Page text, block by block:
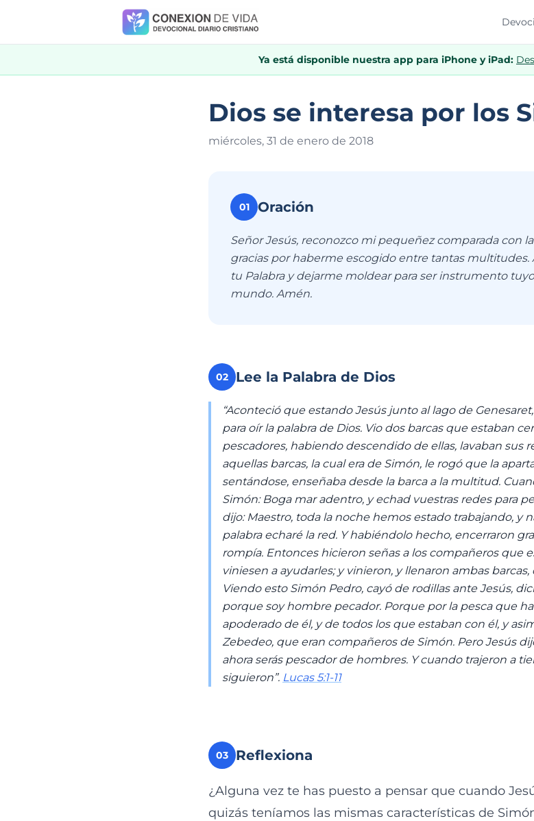
Ya está disponible nuestra app para iPhone y iPad:
Dios se interesa por los
miércoles, 31 de enero de 2018
01 Oración
Señor Jesús, reconozco mi pequeñez comparada con
gracias por haberme escogido entre tantas
tu Palabra y dejarme moldear para ser instrumento
mundo. Amén.
02 Lee la Palabra de Dios
“Aconteció que estando Jesús junto al lago de
para oír la palabra de Dios. Vio dos barcas que estaban
pescadores, habiendo descendido de ellas, lavaban sus
aquellas barcas, la cual era de Simón, le rogó que la
sentándose, enseñaba desde la barca a la multitud.
Simón: Boga mar adentro, y echad vuestras redes para
dijo: Maestro, toda la noche hemos estado trabajando, y
palabra echaré la red. Y habiéndolo hecho, encerraron
rompía. Entonces hicieron señas a los compañeros que
viniesen a ayudarles; y vinieron, y llenaron ambas
Viendo esto Simón Pedro, cayó de rodillas ante Jesús,
porque soy hombre pecador. Porque por la pesca que
apoderado de él, y de todos los que estaban con él, y
Zebedeo, que eran compañeros de Simón. Pero Jesús
ahora serás pescador de hombres. Y cuando trajeron a
siguieron”. Lucas 5:1-11
03 Reflexiona
¿Alguna vez te has puesto a pensar que cuando
quizás teníamos las mismas características de